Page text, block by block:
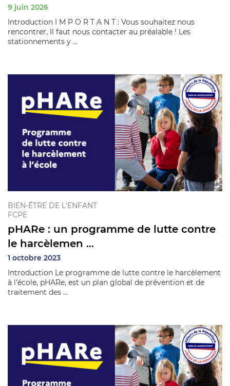
9 juin 2026
Introduction I M P O R T A N T : Vous souhaitez nous
rencontrer, Il faut nous contacter au préalable ! Les
stationnements y ...
BIEN-ÊTRE DE L'ENFANT
FCPE
pHARe : un programme de lutte contre
le harcèlemen ...
1 octobre 2023
Introduction Le programme de lutte contre le harcèlement
à l’école, pHARe, est un plan global de prévention et de
traitement des ...